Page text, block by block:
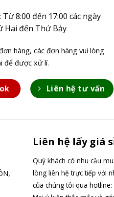
8:00 đến 17:00 các ngày
đến Thứ Bảy
hàng, các đơn hàng vui lòng
để được xử lí.
Liên hệ tư vấn
Liên hệ lấy giá
Quý khách có nhu cầu
lòng liên hệ trực tiếp với
của chúng tôi qua